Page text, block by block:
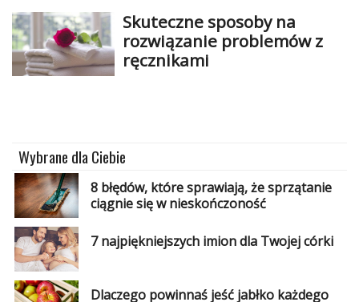
Skuteczne sposoby na
rozwiązanie problemów z
ręcznikami
Wybrane dla Ciebie
8 błędów, które sprawiają, że sprzątanie
ciągnie się w nieskończoność
7 najpiękniejszych imion dla Twojej córki
Dlaczego powinnaś jeść jabłko każdego